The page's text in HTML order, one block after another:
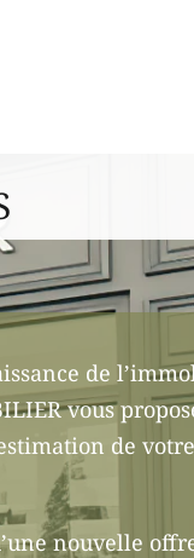
de
vous
de
nouvelle